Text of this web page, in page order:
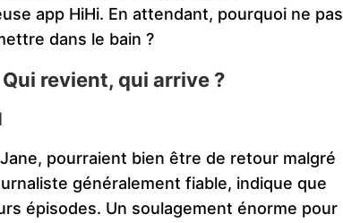
app HiHi. En attendant, pourquoi ne pas
dans le bain ?
revient, qui arrive ?
pourraient bien être de retour malgré
généralement fiable, indique que
épisodes. Un soulagement énorme pour